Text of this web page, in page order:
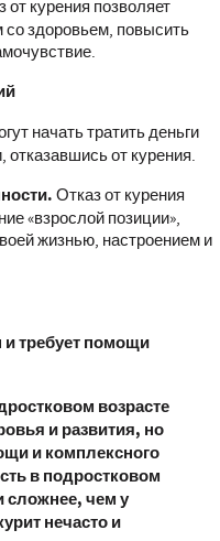
от курения позволяет
здоровьем, повысить
начать тратить деньги
отказавшись от курения.
Отказ от курения
«взрослой позиции»,
жизнью, настроением и
и требует помощи
возрасте
и развития, но
и комплексного
в подростковом
сложнее, чем у
нечасто и